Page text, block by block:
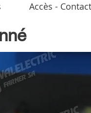
Accès - Contact